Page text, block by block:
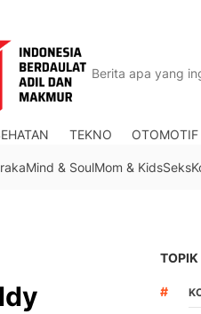
TEKNO OTOMOTIF
Mind & SoulMom & KidsSeks
TOPIK
#